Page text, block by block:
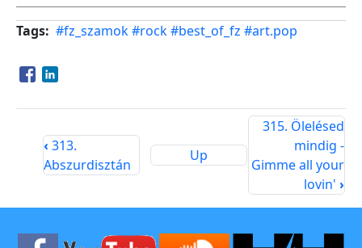
Tags #fz_szamok#rock#best_of_fz #art.pop
Opens in a new window
Opens in a new window
‹ 313.
Abszurdisztán
Up
315. Ölelésed
mindig -
Gimme all your
lovin'›